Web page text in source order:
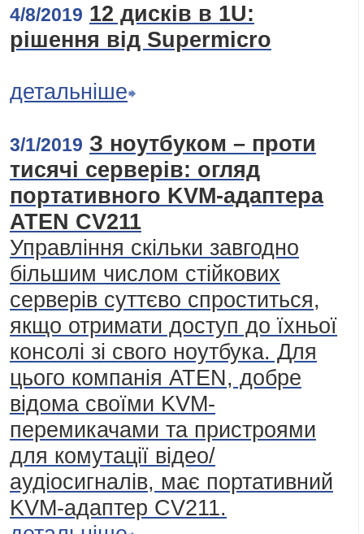
4/8/2019 12 дисків в 1U:
рішення від Supermicro
детальніше
3/1/2019 З ноутбуком – проти
тисячі серверів: огляд
портативного KVM-адаптера
ATEN CV211
Управління скільки завгодно
більшим числом стійкових
серверів суттєво спроститься,
якщо отримати доступ до їхньої
консолі зі свого ноутбука. Для
цього компанія ATEN, добре
відома своїми KVM-
перемикачами та пристроями
для комутації відео/
аудіосигналів, має портативний
KVM-адаптер CV211.